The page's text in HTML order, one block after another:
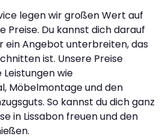
legen wir großen Wert auf
Preise. Du kannst dich darauf
ein Angebot unterbreiten, das
ist. Unsere Preise
wie
Möbelmontage und den
So kannst du dich ganz
in Lissabon freuen und den